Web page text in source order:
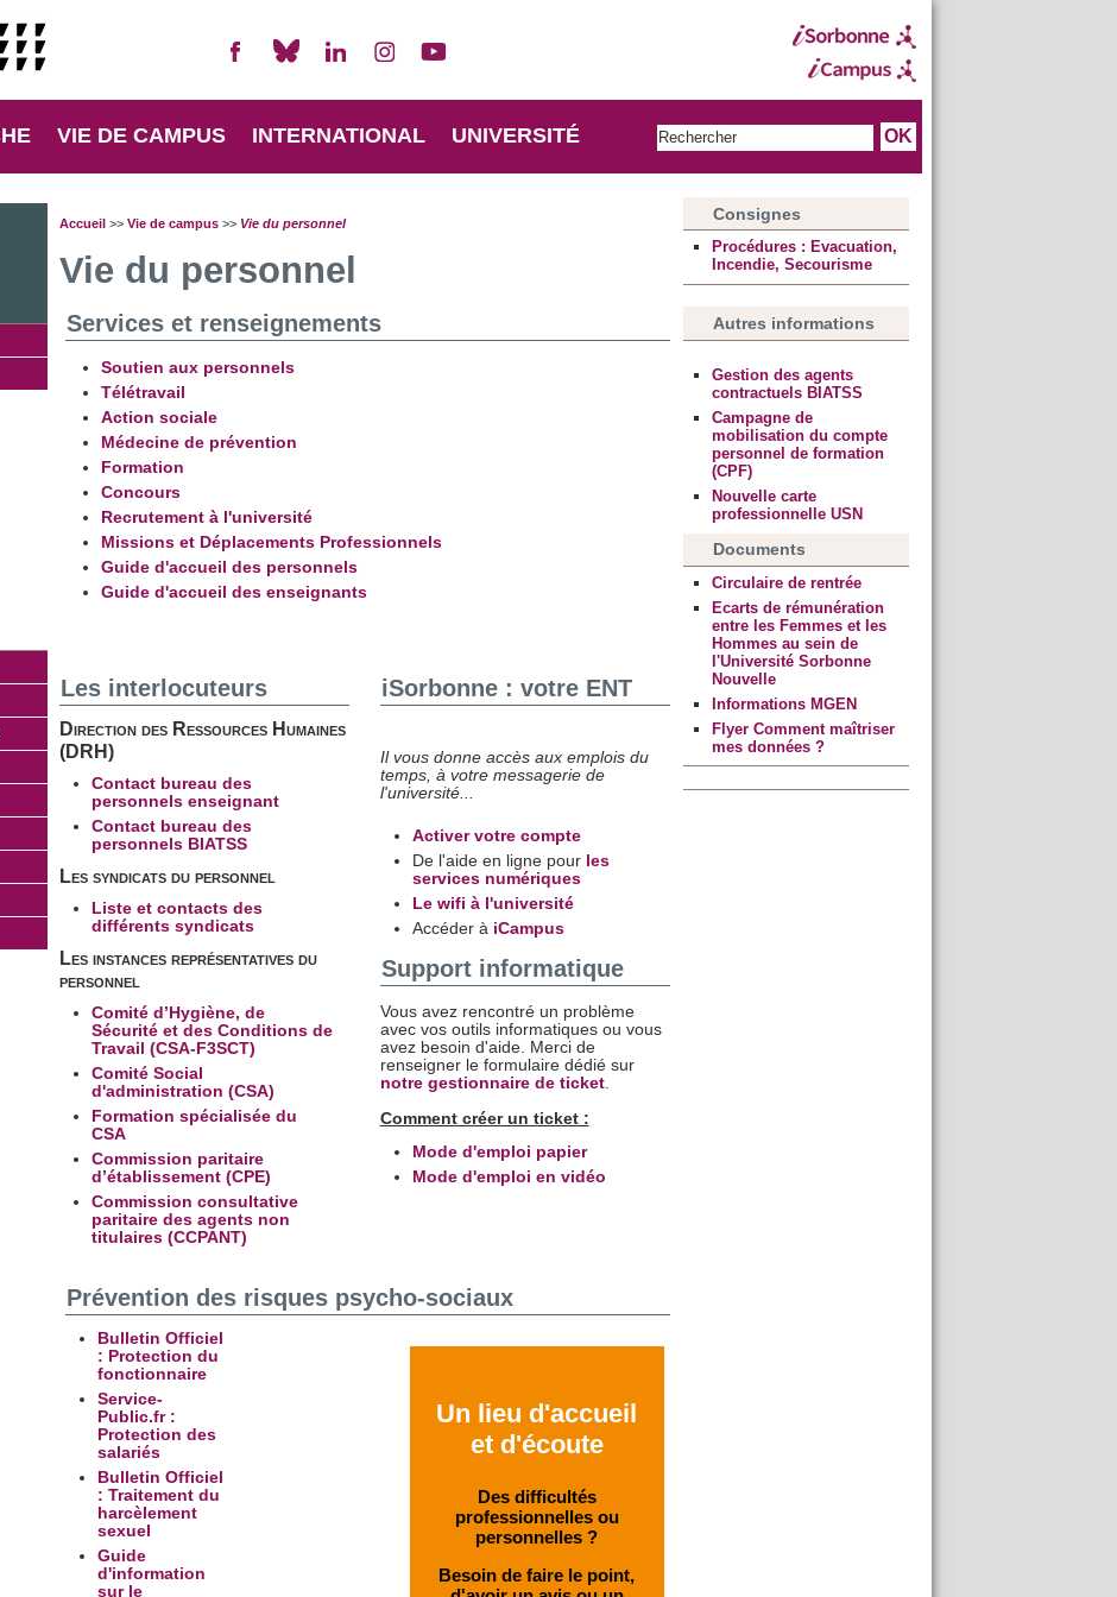
VIE DE CAMPUS INTERNATIONAL UNIVERSITÉ
Accueil>> Vie de campus>> Vie du personnel
Vie du personnel
Services et renseignements
Soutien aux personnels
Télétravail
Action sociale
Médecine de prévention
Formation
Concours
Recrutement à l'université
Missions et Déplacements Professionnels
Guide d'accueil des personnels
Guide d'accueil des enseignants
Les interlocuteurs
Direction des Ressources Humaines
(DRH)
Contact bureau des
personnels enseignant
Contact bureau des
personnels BIATSS
Les syndicats du personnel
Liste et contacts des
différents syndicats
Les instances représentatives du
personnel
Comité d’Hygiène, de
Sécurité et des Conditions de
Travail (CSA-F3SCT)
Comité Social
d'administration (CSA)
Formation spécialisée du
CSA
Commission paritaire
d’établissement (CPE)
Commission consultative
paritaire des agents non
titulaires (CCPANT)
iSorbonne : votre ENT
Il vous donne accès aux emplois du
temps, à votre messagerie de
l'université...
Activer votre compte
De l'aide en ligne pour les
services numériques
Le wifi à l'université
Accéder à iCampus
Support informatique
Vous avez rencontré un problème
avec vos outils informatiques ou vous
avez besoin d'aide. Merci de
renseigner le formulaire dédié sur
notre gestionnaire de ticket.
Comment créer un ticket :
Mode d'emploi papier
Mode d'emploi en vidéo
Prévention des risques psycho-sociaux
Bulletin Officiel
: Protection du
fonctionnaire
Service-
Public.fr :
Protection des
salariés
Bulletin Officiel
: Traitement du
harcèlement
sexuel
Guide
d'information
sur le
Un lieu d'accueil
et d'écoute
Des difficultés
professionnelles ou
personnelles ?
Besoin de faire le point,
Consignes
Procédures : Evacuation,
Incendie, Secourisme
Autres informations
Gestion des agents
contractuels BIATSS
Campagne de
mobilisation du compte
personnel de formation
(CPF)
Nouvelle carte
professionnelle USN
Documents
Circulaire de rentrée
Ecarts de rémunération
entre les Femmes et les
Hommes au sein de
l'Université Sorbonne
Nouvelle
Informations MGEN
Flyer Comment maîtriser
mes données ?